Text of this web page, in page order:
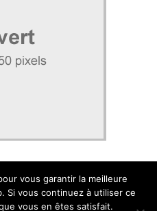
vous garantir la meilleure
Si vous continuez à utiliser ce
vous en êtes satisfait.